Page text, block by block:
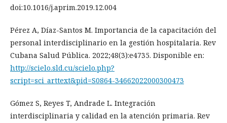
doi:10.1016/j.aprim.2019.12.004
Pérez A, Díaz-Santos M. Importancia de la capacitación del
personal interdisciplinario en la gestión hospitalaria. Rev
Cubana Salud Pública. 2022;48(3):e4735. Disponible en:
http://scielo.sld.cu/scielo.php?
script=sci_arttext&pid=S0864-34662022000300473
Gómez S, Reyes T, Andrade L. Integración
interdisciplinaria y calidad en la atención primaria. Rev